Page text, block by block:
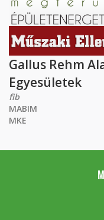
Gallus Rehm
Egyesületek
fib
MABIM
MKE